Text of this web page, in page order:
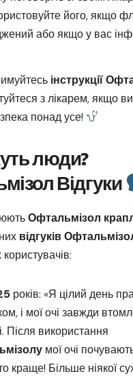
його, якщо
або якщо у вас
інструкції
з лікарем, якщо
понад усе!
люди?
Відгуки
Офтальмізол
відгуків
років: «Я цілий день
і мої очі завжди
Після використання
мої очі
краще! Більше ніякої